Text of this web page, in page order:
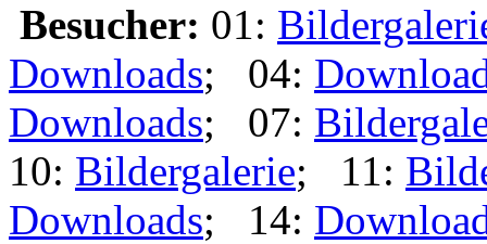
Besucher: 01:
Downloads; 04:
Downloads; 07:
10: Bildergalerie; 11:
Downloads; 14: